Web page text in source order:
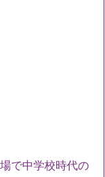
で中学校時代の